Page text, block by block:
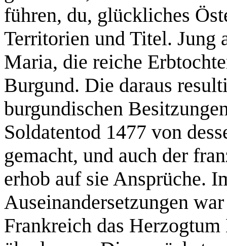
führen, du, glückliches
Territorien und Titel. Jung
Maria, die reiche
Burgund. Die daraus
burgundischen
Soldatentod 1477 von
gemacht, und auch der
erhob auf sie Ansprüche.
Auseinandersetzungen
Frankreich das